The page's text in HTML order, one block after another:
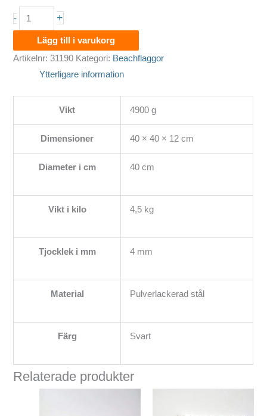
-
Markplatta
pulverlackerad
mängd
+
Lägg till i varukorg
Artikelnr:31190 Kategori: Beachflaggor
Ytterligare information
Vikt 4900 g
Dimensioner 40 × 40 × 12 cm
Diameter i cm 40 cm
Vikt i kilo 4,5 kg
Tjocklek i mm 4 mm
Material Pulverlackerad stål
Färg Svart
Relaterade produkter